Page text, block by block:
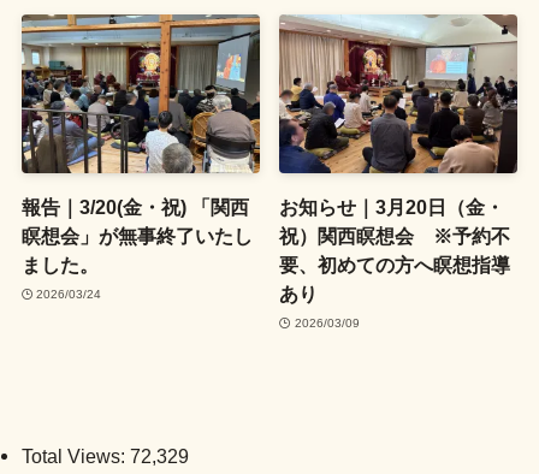
報告｜3/20(金・祝) 「関西
瞑想会」が無事終了いたし
ました。
2026/03/24
お知らせ｜3月20日（金・
祝）関西瞑想会 ※予約不
要、初めての方へ瞑想指導
あり
2026/03/09
Total Views: 72,329